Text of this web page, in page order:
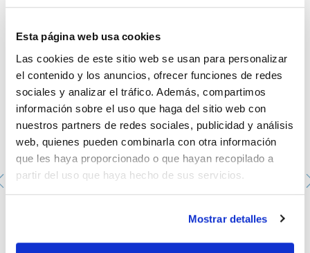
Esta página web usa cookies
Las cookies de este sitio web se usan para personalizar
el contenido y los anuncios, ofrecer funciones de redes
sociales y analizar el tráfico. Además, compartimos
información sobre el uso que haga del sitio web con
nuestros partners de redes sociales, publicidad y análisis
web, quienes pueden combinarla con otra información
que les haya proporcionado o que hayan recopilado a
partir del uso que haya hecho de sus servicios.
Mostrar detalles
Ácido 1-hexanosulfónico, sal sódica monohidrato, para
AC12470100